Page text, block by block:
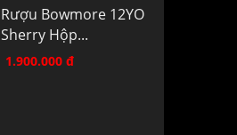
Rượu Bowmore 12YO
Sherry Hộp...
1.900.000 đ